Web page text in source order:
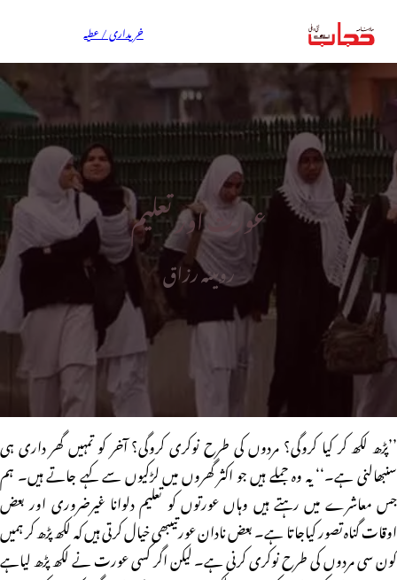
خریداری / عطیہ
عورت اور تعلیم
روبینہ رزاق
’’پڑھ لکھ کر کیا کروگی؟ مردوں کی طرح نوکری کروگی؟ آخر کو تمہیں گھر داری ہی
سنبھالنی ہے۔‘‘ یہ وہ جملے ہیں جو اکثر گھروں میں لڑکیوں سے کہے جاتے ہیں۔ ہم
جس معاشرے میں رہتے ہیں وہاں عورتوں کو تعلیم دلوانا غیرضروری اور بعض
اوقات گناہ تصور کیاجاتا ہے۔ بعض نادان عورتیںبھی خیال کرتی ہیں کہ لکھ پڑھ کر ہمیں
کون سی مردوں کی طرح نوکری کرنی ہے۔ لیکن اگر کسی عورت نے لکھ پڑھ لیاہے